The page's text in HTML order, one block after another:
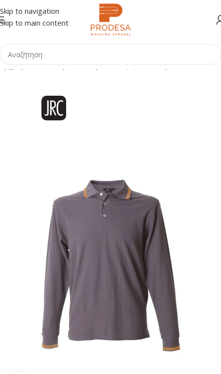
Skip to navigation
Skip to main content
Αρχική σελίδα Shop Ένδυση Μπλούζες - Πουκάμισα Polo